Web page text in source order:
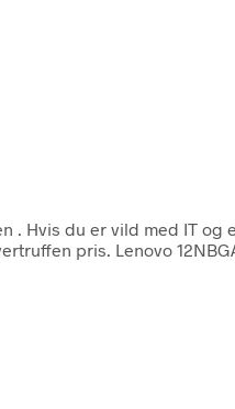
. Hvis du er vild med IT
pris. Lenovo